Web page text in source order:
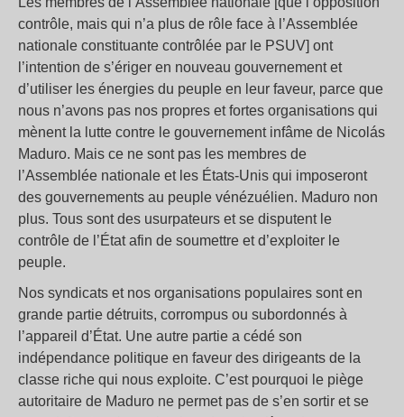
contrôle, mais qui n’a plus de rôle face à l’Assemblée
nationale constituante contrôlée par le PSUV] ont
l’intention de s’ériger en nouveau gouvernement et
d’utiliser les énergies du peuple en leur faveur, parce que
nous n’avons pas nos propres et fortes organisations qui
mènent la lutte contre le gouvernement infâme de Nicolás
Maduro. Mais ce ne sont pas les membres de
l’Assemblée nationale et les États-Unis qui imposeront
des gouvernements au peuple vénézuélien. Maduro non
plus. Tous sont des usurpateurs et se disputent le
contrôle de l’État afin de soumettre et d’exploiter le
peuple.
Nos syndicats et nos organisations populaires sont en
grande partie détruits, corrompus ou subordonnés à
l’appareil d’État. Une autre partie a cédé son
indépendance politique en faveur des dirigeants de la
classe riche qui nous exploite. C’est pourquoi le piège
autoritaire de Maduro ne permet pas de s’en sortir et se